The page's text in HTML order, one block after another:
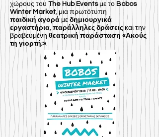
χώρους του The Hub Eventsμε το Bobos
Winter Market, μια πρωτότυπη
παιδική αγορά με δημιουργικά
εργαστήρια, παράλληλες δράσεις και την
βραβευμένη θεατρική παράσταση «Ακούς
τη γιορτή;».